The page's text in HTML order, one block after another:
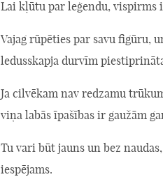
Lai kļūtu par leģendu, vispirms
Vajag rūpēties par savu figūru,
ledusskapja durvīm
Ja cilvēkam nav redzamu
viņa labās īpašības ir gaužām
Tu vari būt jauns un bez
iespējams.